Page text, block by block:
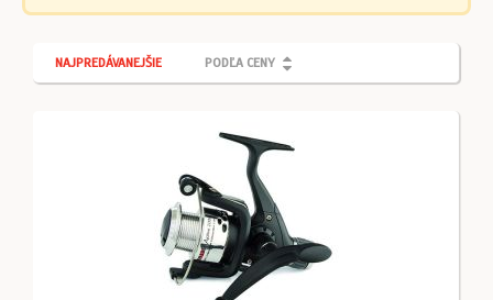
NAJPREDÁVANEJŠIE PODĽA CENY